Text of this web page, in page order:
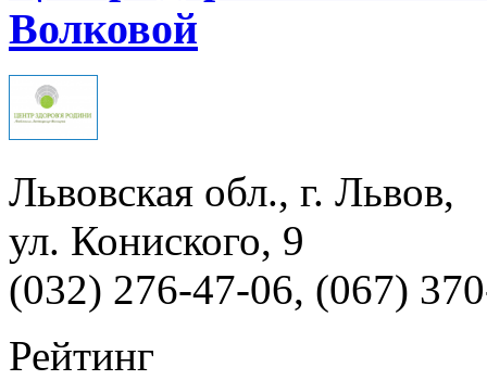
Волковой
Львовская обл., г. Львов,
ул. Кониского, 9
(032) 276-47-06, (067)
Рейтинг